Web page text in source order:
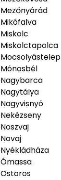
Mezőnyárád
Mikófalva
Miskolc
Miskolctapolca
Mocsolyástelep
Mónosbél
Nagybarca
Nagytálya
Nagyvisnyó
Nekézseny
Noszvaj
Novaj
Nyékládháza
Ómassa
Ostoros